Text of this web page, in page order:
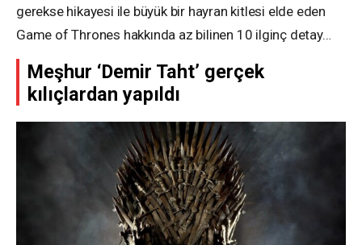
gerekse hikayesi ile büyük bir hayran kitlesi elde eden
Game of Thrones hakkında az bilinen 10 ilginç detay…
Meşhur ‘Demir Taht’ gerçek
kılıçlardan yapıldı